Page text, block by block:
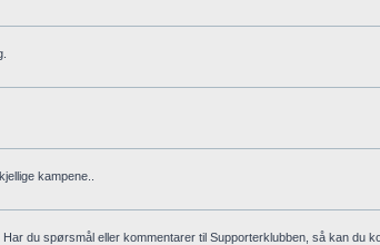
kampene..
du spørsmål eller kommentarer til Supporterklubben, så kan du